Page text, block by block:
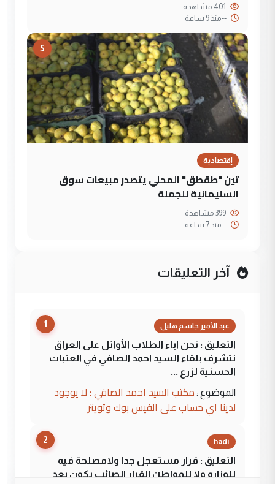
--منذ 9 ساعة
5
إقتصادية
تين "طقطق" المحلي يتصدر مبيعات سوق
السليمانية للجملة
--منذ 7 ساعة
آخر التعليقات
1 عبد الأمير جاسم هليل
التعليق : نحن اباء الطلاب الأوائل على العراق
نتشرف بلقاء السيد احمد الصافي في العتبات
الحسنية لزرع ...
الموضوع : مكتب السيد احمد الصافي : لا يوجود
لدينا اي حساب على الفيس بوك وتويتر
2 hadi
التعليق : قرار مستعجل جدا ولامصلحة فيه
للوزاره ولا للمواطن القرار الصائب يكون بعد